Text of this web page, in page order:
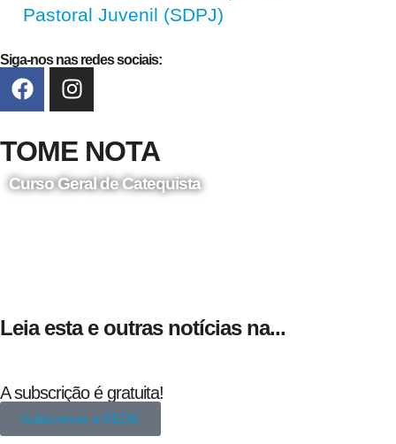
Pastoral Juvenil (SDPJ)
Siga-nos nas redes sociais:
TOME NOTA
Curso Geral de Catequista
Leia esta e outras notícias na...
A subscrição é gratuita!
Subscrever a REDE